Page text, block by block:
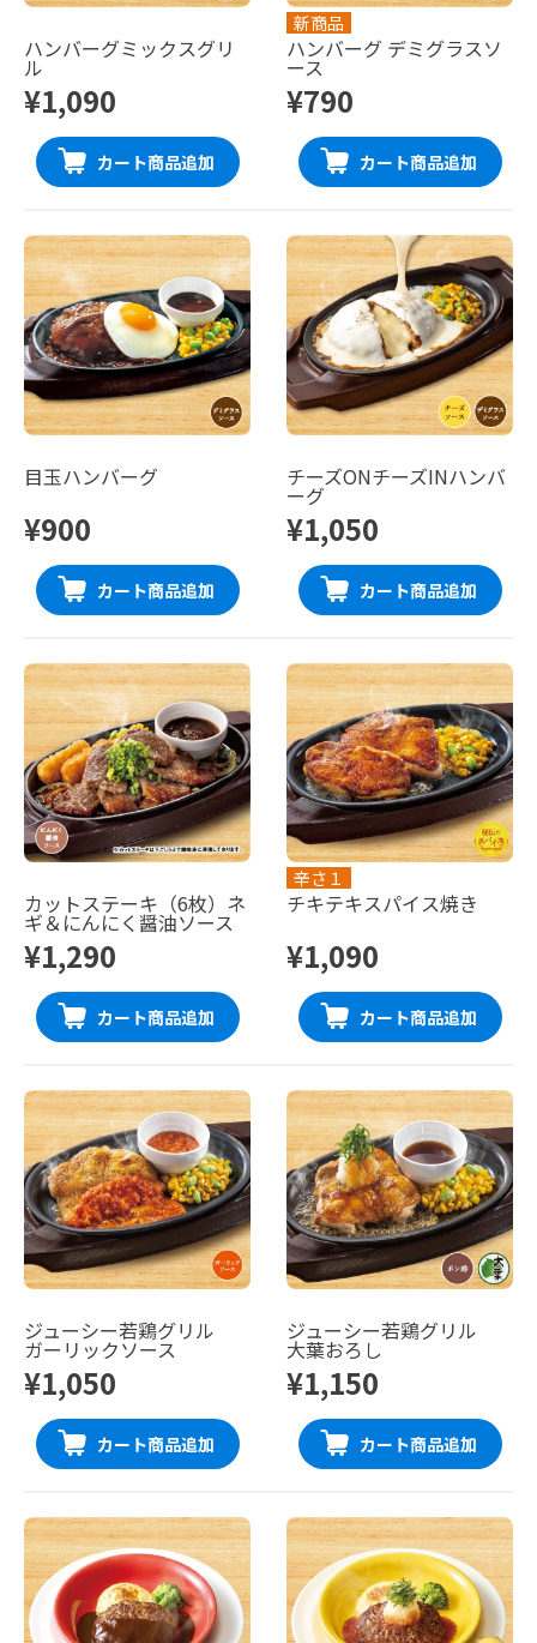
ハンバーグミックスグリ
ル
¥1,090
カート商品追加
新商品
ハンバーグ デミグラスソ
ース
¥790
カート商品追加
目玉ハンバーグ
¥900
カート商品追加
チーズONチーズINハンバ
ーグ
¥1,050
カート商品追加
カットステーキ（6枚）ネ
ギ＆にんにく醤油ソース
¥1,290
カート商品追加
辛さ１
チキテキスパイス焼き
¥1,090
カート商品追加
ジューシー若鶏グリル
ガーリックソース
¥1,050
カート商品追加
ジューシー若鶏グリル
大葉おろし
¥1,150
カート商品追加